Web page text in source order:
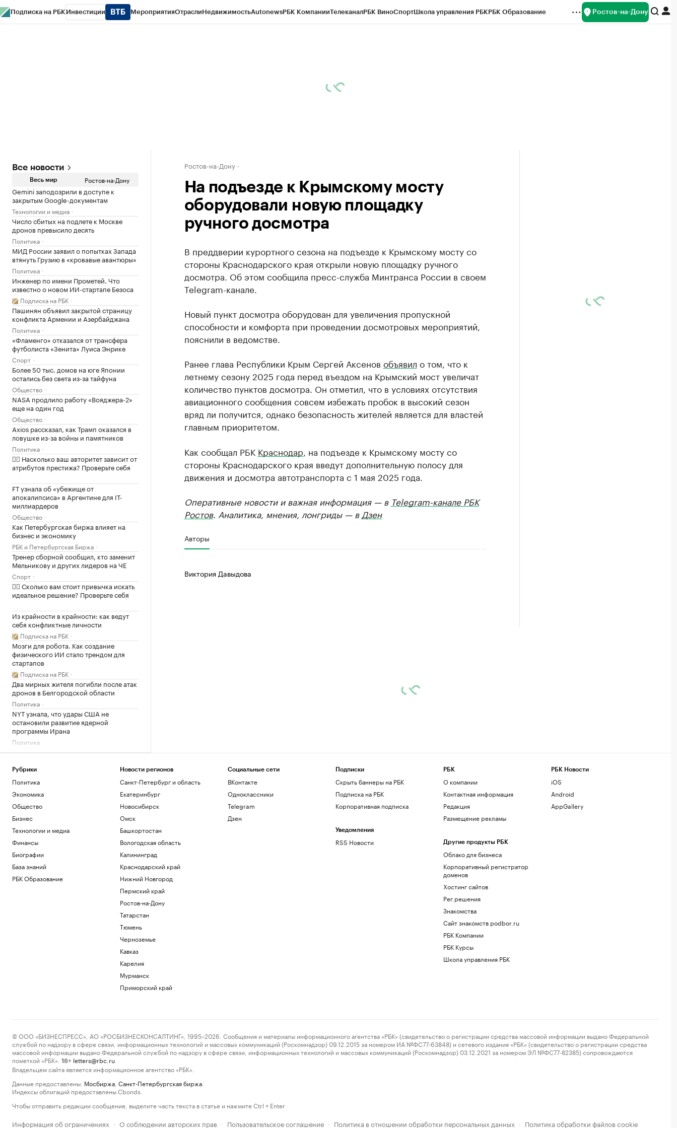
Подписка на РБК Инвестиции МероприятияОтраслиНедвижимостьAutonewsРБК КомпанииТелеканалРБК ВиноСпортШкола управления РБКРБК Образование Ростов-на-Дону
Все новости
Весь мир Ростов-на-Дону
Gemini заподозрили в доступе к
закрытым Google-документам
Технологии и медиа
Число сбитых на подлете к Москве
дронов превысило десять
Политика
МИД России заявил о попытках Запада
втянуть Грузию в «кровавые авантюры»
Политика
Инженер по имени Прометей. Что
известно о новом ИИ-стартапе Безоса
Подписка на РБК
Пашинян объявил закрытой страницу
конфликта Армении и Азербайджана
Политика
«Фламенго» отказался от трансфера
футболиста «Зенита» Луиса Энрике
Спорт
Более 50 тыс. домов на юге Японии
остались без света из-за тайфуна
Общество
NASA продлило работу «Вояджера-2»
еще на один год
Общество
Axios рассказал, как Трамп оказался в
ловушке из-за войны и памятников
Политика
✍🏻 Насколько ваш авторитет зависит от
атрибутов престижа? Проверьте себя
FT узнала об «убежище от
апокалипсиса» в Аргентине для IT-
миллиардеров
Общество
Как Петербургская биржа влияет на
бизнес и экономику
РБК и Петербургская Биржа
Тренер сборной сообщил, кто заменит
Мельникову и других лидеров на ЧЕ
Спорт
✍🏻 Сколько вам стоит привычка искать
идеальное решение? Проверьте себя
Из крайности в крайности: как ведут
себя конфликтные личности
Подписка на РБК
Мозги для робота. Как создание
физического ИИ стало трендом для
стартапов
Подписка на РБК
Два мирных жителя погибли после атак
дронов в Белгородской области
Политика
NYT узнала, что удары США не
остановили развитие ядерной
программы Ирана
Политика
Международная федерация
с россиян
Спорт
Володин рассказал о запуске мер по
стабилизации топливного рынка
Общество
Ростов-на-Дону
На подъезде к Крымскому мосту
оборудовали новую площадку
ручного досмотра
В преддверии курортного сезона на подъезде к Крымскому мосту со
стороны Краснодарского края открыли новую площадку ручного
досмотра. Об этом сообщила пресс-служба Минтранса России в своем
Telegram-канале.
Новый пункт досмотра оборудован для увеличения пропускной
способности и комфорта при проведении досмотровых мероприятий,
пояснили в ведомстве.
Ранее глава Республики Крым Сергей Аксенов объявил о том, что к
летнему сезону 2025 года перед въездом на Крымский мост увеличат
количество пунктов досмотра. Он отметил, что в условиях отсутствия
авиационного сообщения совсем избежать пробок в высокий сезон
вряд ли получится, однако безопасность жителей является для властей
главным приоритетом.
Как сообщал РБК Краснодар , на подъезде к Крымскому мосту со
стороны Краснодарского края введут дополнительную полосу для
движения и досмотра автотранспорта с 1 мая 2025 года.
Оперативные новости и важная информация — в Telegram-канале РБК
Ростов. Аналитика, мнения, лонгриды — в Дзен
Авторы
Виктория Давыдова
Рубрики
Политика
Экономика
Общество
Бизнес
Технологии и медиа
Финансы
Биографии
База знаний
РБК Образование
Новости регионов
Санкт-Петербург и область
Екатеринбург
Новосибирск
Омск
Башкортостан
Вологодская область
Калининград
Краснодарский край
Нижний Новгород
Пермский край
Ростов-на-Дону
Татарстан
Тюмень
Черноземье
Кавказ
Карелия
Мурманск
Приморский край
Социальные сети
ВКонтакте
Одноклассники
Telegram
Дзен
Подписки
Скрыть баннеры на РБК
Подписка на РБК
Корпоративная подписка
Уведомления
RSS Новости
РБК
О компании
Контактная информация
Редакция
Размещение рекламы
Другие продукты РБК
Облако для бизнеса
Корпоративный регистратор
доменов
Хостинг сайтов
Рег.решения
Знакомства
Сайт знакомств podbor.ru
РБК Компании
РБК Курсы
Школа управления РБК
РБК Новости
iOS
Android
AppGallery
© ООО «БИЗНЕСПРЕСС», АО «РОСБИЗНЕСКОНСАЛТИНГ», 1995–2026. Сообщения и материалы информационного агентства «РБК» (свидетельство о регистрации средства массовой информации выдано Федеральной
службой по надзору в сфере связи, информационных технологий и массовых коммуникаций (Роскомнадзор) 09.12.2015 за номером ИА №ФС77-63848) и сетевого издания «РБК» (свидетельство о регистрации средства
массовой информации выдано Федеральной службой по надзору в сфере связи, информационных технологий и массовых коммуникаций (Роскомнадзор) 03.12.2021 за номером ЭЛ №ФС77-82385) сопровождаются
пометкой «РБК».
18+ letters@rbc.ru
Владельцем сайта является информационное агентство «РБК».
Данные предоставлены: Мосбиржа Санкт-Петербургская биржа
Индексы облигаций предоставлены Cbonds.
Чтобы отправить редакции сообщение, выделите часть текста в статье и нажмите Ctrl + Enter
Информация об ограничениях · О соблюдении авторских прав · Пользовательское соглашение · Политика в отношении обработки персональных данных · Политика обработки файлов cookie